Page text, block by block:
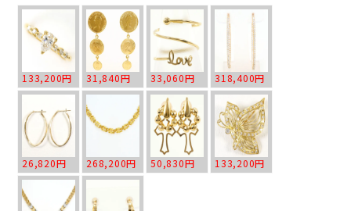
133,200円 31,840円 33,060円 318,400円
26,820円 268,200円 50,830円 133,200円